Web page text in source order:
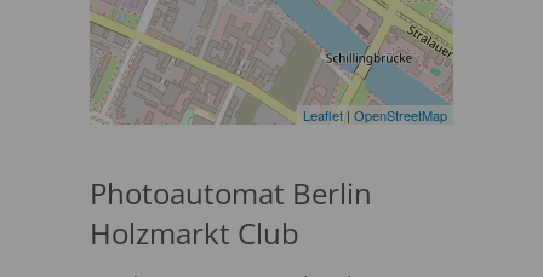
Leaflet | OpenStreetMap
Photoautomat Berlin
Holzmarkt Club